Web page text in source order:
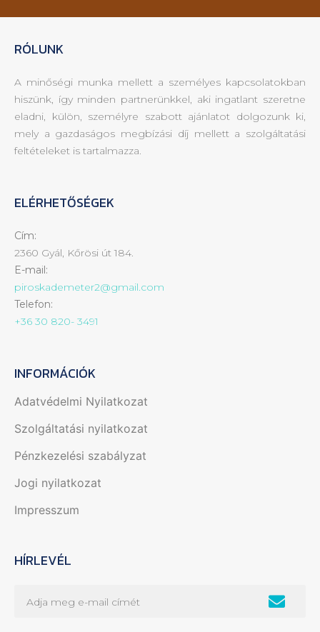
RÓLUNK
A minőségi munka mellett a személyes kapcsolatokban
hiszünk, így minden partnerünkkel, aki ingatlant szeretne
eladni, külön, személyre szabott ajánlatot dolgozunk ki,
mely a gazdaságos megbízási díj mellett a szolgáltatási
feltételeket is tartalmazza.
ELÉRHETŐSÉGEK
Cím:
2360 Gyál, Kőrösi út 184.
E-mail:
piroskademeter2@gmail.com
Telefon:
+36 30 820- 3491
INFORMÁCIÓK
Adatvédelmi Nyilatkozat
Szolgáltatási nyilatkozat
Pénzkezelési szabályzat
Jogi nyilatkozat
Impresszum
HÍRLEVÉL